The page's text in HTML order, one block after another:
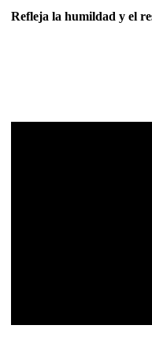
Refleja la humildad y el